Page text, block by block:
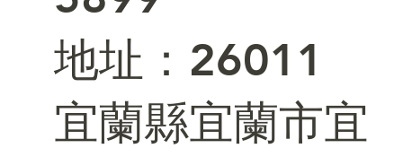
​地址：26011
宜蘭縣宜蘭市宜